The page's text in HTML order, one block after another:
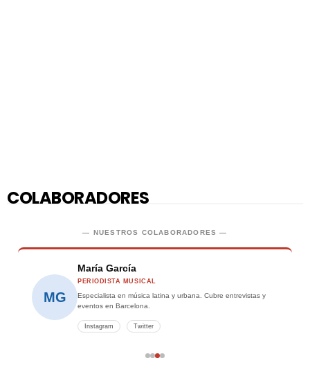
COLABORADORES
— NUESTROS COLABORADORES —
MG
María García
PERIODISTA MUSICAL
Especialista en música latina y urbana. Cubre entrevistas y
eventos en Barcelona.
Instagram Twitter